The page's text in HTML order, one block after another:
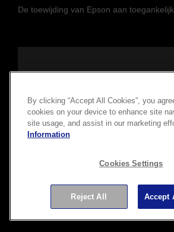
De toewijding van Epson aan
Copyright © 2026 Seiko Epson
voorbehouden.
By clicking “Accept All Cookies”, you
cookies on your device to enhance site
site usage, and assist in our marketing
Information
Cookies Settings
Reject All Accept